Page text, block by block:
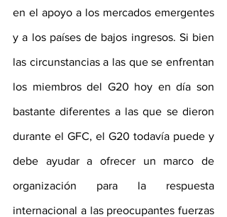
en el apoyo a los mercados emergentes
y a los países de bajos ingresos. Si bien
las circunstancias a las que se enfrentan
los miembros del G20 hoy en día son
bastante diferentes a las que se dieron
durante el GFC, el G20 todavía puede y
debe ayudar a ofrecer un marco de
organización para la respuesta
internacional a las preocupantes fuerzas